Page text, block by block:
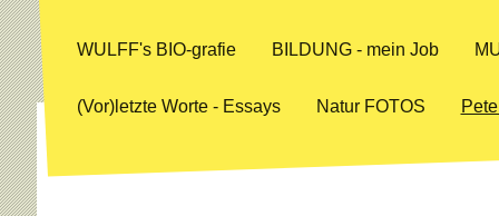
WULFF's BIO-grafie BILDUNG - mein Job
(Vor)letzte Worte - Essays Natur FOTOS